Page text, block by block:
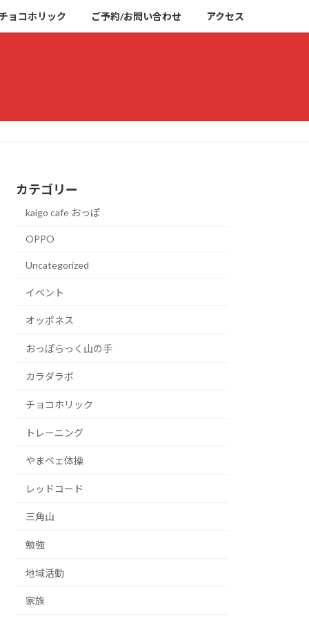
ョコホリック ご予約/お問い合わせ アクセス
カテゴリー
kaigo cafe おっぽ
OPPO
Uncategorized
イベント
オッポネス
おっぽらっく山の手
カラダラボ
チョコホリック
トレーニング
やまベェ体操
レッドコード
三角山
勉強
地域活動
家族